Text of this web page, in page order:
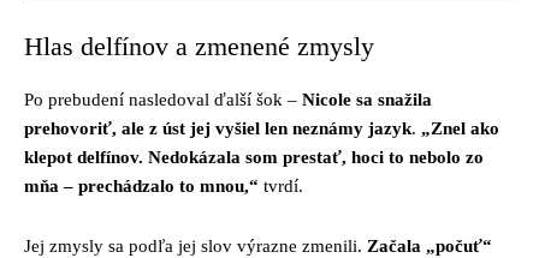
Hlas delfínov a zmenené zmysly
Po prebudení nasledoval ďalší šok – Nicole sa snažila
prehovoriť, ale z úst jej vyšiel len neznámy jazyk. „Znel ako
klepot delfínov. Nedokázala som prestať, hoci to nebolo zo
mňa – prechádzalo to mnou,“ tvrdí.
Jej zmysly sa podľa jej slov výrazne zmenili. Začala „počuť“